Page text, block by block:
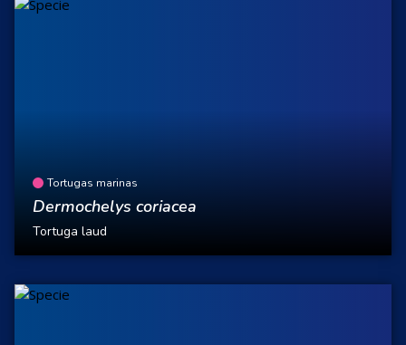
Tortugas marinas
Dermochelys coriacea
Tortuga laud